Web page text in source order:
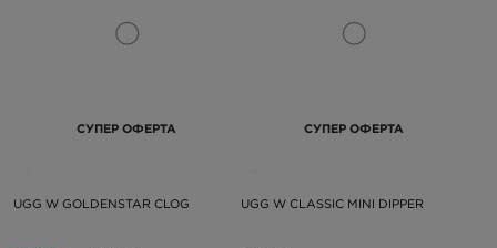
СУПЕР ОФЕРТА
UGG W GOLDENSTAR CLOG
СУПЕР ОФЕРТА
UGG W CLASSIC MINI DIPPER